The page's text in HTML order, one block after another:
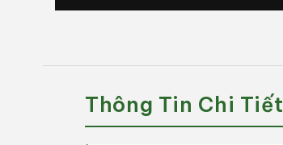
CHẶN
500ml)
Chặn
CHẶN
500ml)
Chặn
Đọt
Thông Tin Chi Tiết